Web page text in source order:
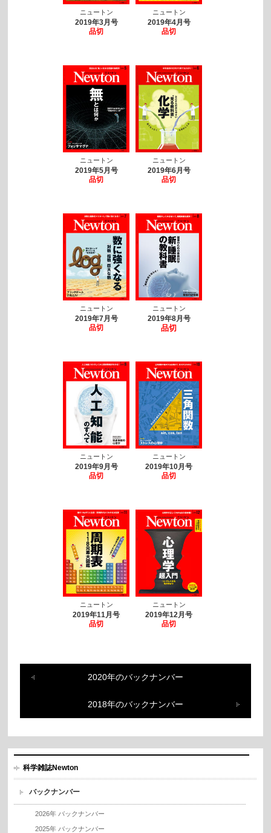
ニュートン
2019年3月号
品切
ニュートン
2019年4月号
品切
ニュートン
2019年5月号
品切
ニュートン
2019年6月号
品切
ニュートン
2019年7月号
品切
ニュートン
2019年8月号
品切
ニュートン
2019年9月号
品切
ニュートン
2019年10月号
品切
ニュートン
2019年11月号
品切
ニュートン
2019年12月号
品切
2020年のバックナンバー
2018年のバックナンバー
科学雑誌Newton
バックナンバー
2026年 バックナンバー
2025年 バックナンバー